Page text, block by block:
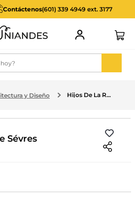
Contáctenos(601) 339 4949 ext. 3177
hoy?
y Diseño Hijos De La Rue De Sévres
Sévres